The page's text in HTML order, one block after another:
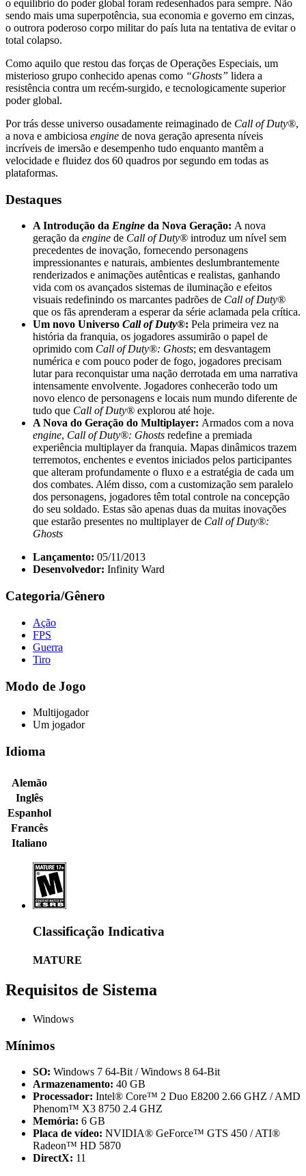
o equilíbrio do poder global foram redesenhados para sempre. Não
sendo mais uma superpotência, sua economia e governo em cinzas,
o outrora poderoso corpo militar do país luta na tentativa de evitar o
total colapso.
Como aquilo que restou das forças de Operações Especiais, um
misterioso grupo conhecido apenas como “Ghosts” lidera a
resistência contra um recém-surgido, e tecnologicamente superior
poder global.
Por trás desse universo ousadamente reimaginado de Call of Duty®,
a nova e ambiciosa engine de nova geração apresenta níveis
incríveis de imersão e desempenho tudo enquanto mantêm a
velocidade e fluidez dos 60 quadros por segundo em todas as
plataformas.
Destaques
A Introdução da Engine da Nova Geração: A nova
geração da engine de Call of Duty® introduz um nível sem
precedentes de inovação, fornecendo personagens
impressionantes e naturais, ambientes deslumbrantemente
renderizados e animações autênticas e realistas, ganhando
vida com os avançados sistemas de iluminação e efeitos
visuais redefinindo os marcantes padrões de Call of Duty®
que os fãs aprenderam a esperar da série aclamada pela crítica.
Um novo Universo Call of Duty®: Pela primeira vez na
história da franquia, os jogadores assumirão o papel de
oprimido com Call of Duty®: Ghosts; em desvantagem
numérica e com pouco poder de fogo, jogadores precisam
lutar para reconquistar uma nação derrotada em uma narrativa
intensamente envolvente. Jogadores conhecerão todo um
novo elenco de personagens e locais num mundo diferente de
tudo que Call of Duty® explorou até hoje.
A Nova do Geração do Multiplayer: Armados com a nova
engine, Call of Duty®: Ghosts redefine a premiada
experiência multiplayer da franquia. Mapas dinâmicos trazem
terremotos, enchentes e eventos iniciados pelos participantes
que alteram profundamente o fluxo e a estratégia de cada um
dos combates. Além disso, com a customização sem paralelo
dos personagens, jogadores têm total controle na concepção
do seu soldado. Estas são apenas duas da muitas inovações
que estarão presentes no multiplayer de Call of Duty®:
Ghosts
Lançamento: 05/11/2013
Desenvolvedor: Infinity Ward
Categoria/Gênero
Ação
FPS
Guerra
Tiro
Modo de Jogo
Multijogador
Um jogador
Idioma
Alemão
Inglês
Espanhol
Francês
Italiano
Classificação Indicativa
MATURE
Requisitos de Sistema
Windows
Mínimos
SO: Windows 7 64-Bit / Windows 8 64-Bit
Armazenamento: 40 GB
Processador: Intel® Core™ 2 Duo E8200 2.66 GHZ / AMD
Phenom™ X3 8750 2.4 GHZ
Memória: 6 GB
Placa de vídeo: NVIDIA® GeForce™ GTS 450 / ATI®
Radeon™ HD 5870
DirectX: 11